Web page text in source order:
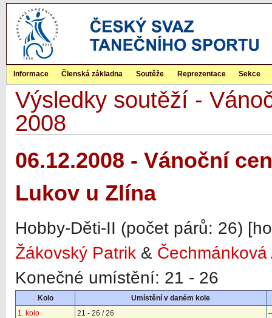
Informace Členská základna Soutěže Reprezentace Sekce
Výsledky soutěží -
2008
06.12.2008 - Vánoční
Lukov u Zlína
Hobby-Děti-II (počet párů: 26)
Žákovský Patrik & Čechmánková
Konečné umístění: 21 - 26
Kolo
Umístění v daném kole
1. kolo
21 - 26 / 26